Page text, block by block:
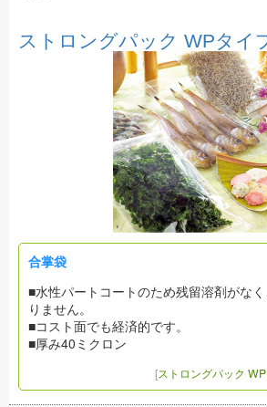
ストロングパック WPタイ
合掌袋
■水性パートコートのため残留溶剤がな
りません。
■コスト面でも経済的です。
■厚み40ミクロン
[ストロングパック